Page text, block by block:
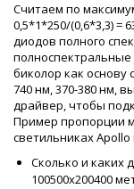
Считаем по
0,5*1*250/(0,6*3,3) =
диодов полного
биколор как основу
740 нм, 370-380 нм,
драйвер, чтобы
Пример пропорции
светильниках
Сколько и каких
100500х200400